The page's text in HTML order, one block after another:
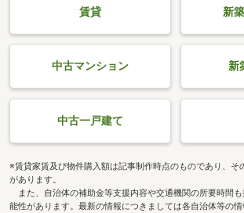
賃貸 新
中古マンション 新
中古一戸建て
※賃貸家賃及び物件購入額は記事制作時点のものであり、そ
があります。
また、自治体の補助金等支援内容や交通機関の所要時間
能性があります。最新の情報につきましては各自治体等の情